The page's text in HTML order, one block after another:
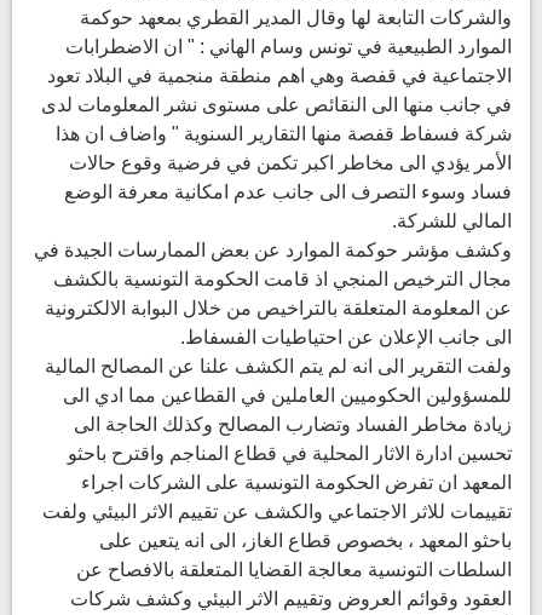
والشركات التابعة لها وقال المدير القطري بمعهد حوكمة
الموارد الطبيعية في تونس وسام الهاني : " ان الاضطرابات
الاجتماعية في قفصة وهي اهم منطقة منجمية في البلاد تعود
في جانب منها الى النقائص على مستوى نشر المعلومات لدى
شركة فسفاط قفصة منها التقارير السنوية " واضاف ان هذا
الأمر يؤدي الى مخاطر اكبر تكمن في فرضية وقوع حالات
فساد وسوء التصرف الى جانب عدم امكانية معرفة الوضع
المالي للشركة.
وكشف مؤشر حوكمة الموارد عن بعض الممارسات الجيدة في
مجال الترخيص المنجي اذ قامت الحكومة التونسية بالكشف
عن المعلومة المتعلقة بالتراخيص من خلال البوابة الالكترونية
الى جانب الإعلان عن احتياطيات الفسفاط.
ولفت التقرير الى انه لم يتم الكشف علنا عن المصالح المالية
للمسؤولين الحكوميين العاملين في القطاعين مما ادي الى
زيادة مخاطر الفساد وتضارب المصالح وكذلك الحاجة الى
تحسين ادارة الاثار المحلية في قطاع المناجم واقترح باحثو
المعهد ان تفرض الحكومة التونسية على الشركات اجراء
تقييمات للاثر الاجتماعي والكشف عن تقييم الاثر البيئي ولفت
باحثو المعهد ، بخصوص قطاع الغاز، الى انه يتعين على
السلطات التونسية معالجة القضايا المتعلقة بالافصاح عن
العقود وقوائم العروض وتقييم الاثر البيئي وكشف شركات